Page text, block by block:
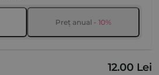
Preț anual - 10%
12.00 Lei